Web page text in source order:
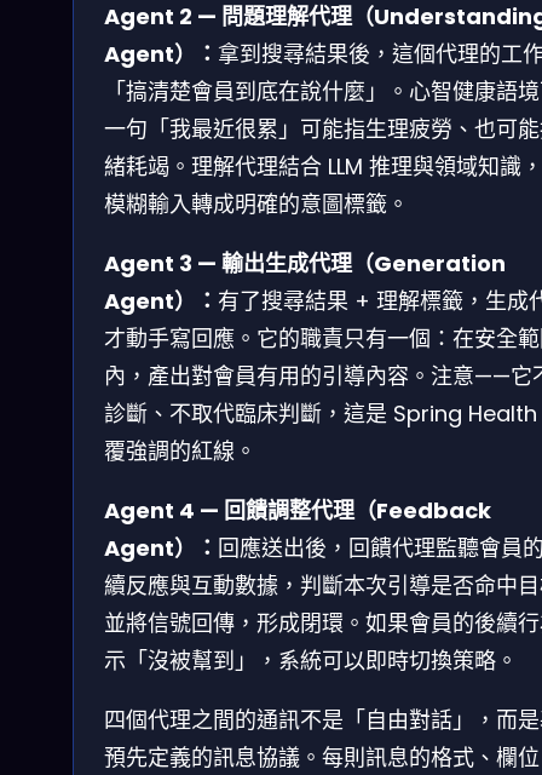
Agent 2 — 問題理解代理（
Agent）： 拿到搜尋結果後，這個代理的工
「搞清楚會員到底在說什麼」。心智健康語
一句「我最近很累」可能指生理疲勞、也可
緒耗竭。理解代理結合 LLM 推理與領域知識
模糊輸入轉成明確的意圖標籤。
Agent 3 — 輸出生成代理（Generation
Agent）： 有了搜尋結果 + 理解標籤，生成
才動手寫回應。它的職責只有一個：在安全
內，產出對會員有用的引導內容。注意——它
診斷、不取代臨床判斷，這是 Spring Health
覆強調的紅線。
Agent 4 — 回饋調整代理（Feedback
Agent）： 回應送出後，回饋代理監聽會員
續反應與互動數據，判斷本次引導是否命中
並將信號回傳，形成閉環。如果會員的後續
示「沒被幫到」，系統可以即時切換策略。
四個代理之間的通訊不是「自由對話」，而
預先定義的訊息協議。每則訊息的格式、欄